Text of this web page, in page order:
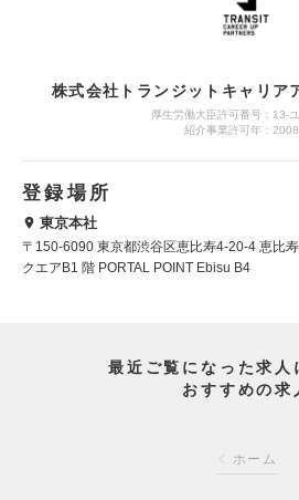
株式会社トランジットキャリア
厚生労働大臣許可番号：13-
紹介事業許可年：
登録場所
東京本社
〒150-6090 東京都渋谷区恵比寿4-20-4 恵比
クエアB1 階 PORTAL POINT Ebisu B4
最近ご覧になった求人
おすすめの求
ホーム